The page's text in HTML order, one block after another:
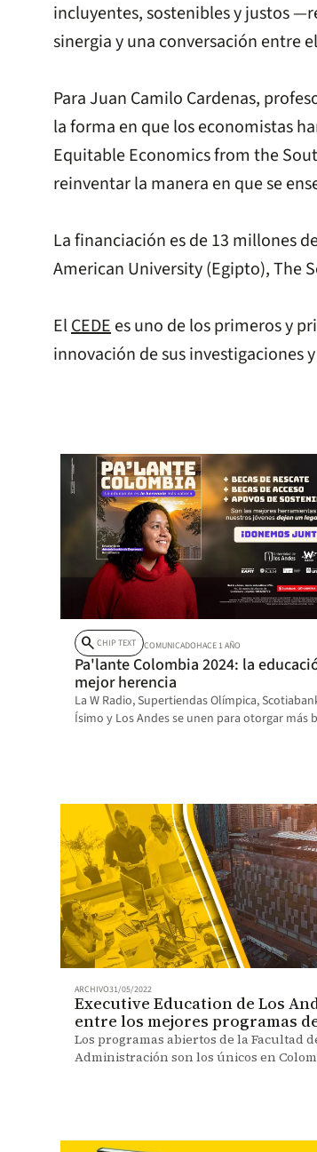
incluyentes, sostenibles y justos
sinergia y una conversación entre
Para Juan Camilo Cardenas,
la forma en que los economistas
Equitable Economics from the
reinventar la manera en que se
La financiación es de 13 millones
American University (Egipto), The
ElCEDEes uno de los primeros y
innovación de sus investigaciones
search CHIP TEXT COMUNICADOHACE 1 AÑO
Pa'lante Colombia 2024: la
mejor herencia
La W Radio, Supertiendas Olímpica,
Ísimo y Los Andes se unen para otorgar más
ARCHIVO31/05/2022
Executive Education de Los
entre los mejores programas
mundo
Los programas abiertos de la Facultad
Administración son los únicos en